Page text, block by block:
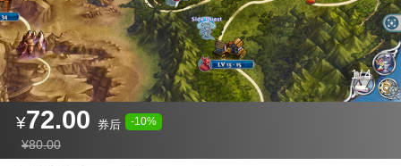
1/4
¥72.00 券后 -10%
¥80.00